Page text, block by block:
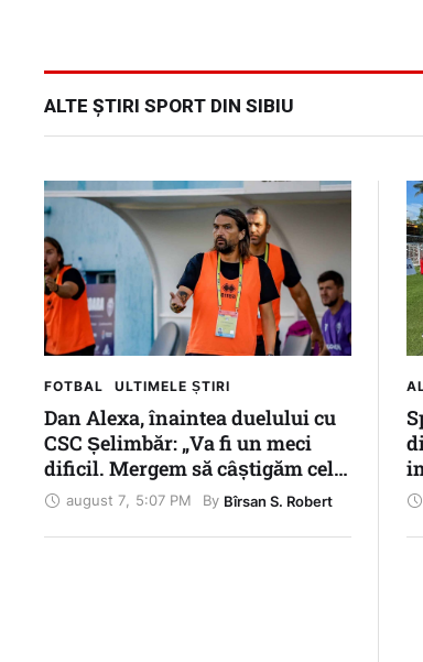
ALTE ȘTIRI SPORT DIN SIBIU
FOTBAL ULTIMELE ȘTIRI
Dan Alexa, înaintea duelului cu
CSC Șelimbăr: „Va fi un meci
dificil. Mergem să câștigăm cele
trei puncte”
august 7 5:07 PM By Bîrsan S. Robert